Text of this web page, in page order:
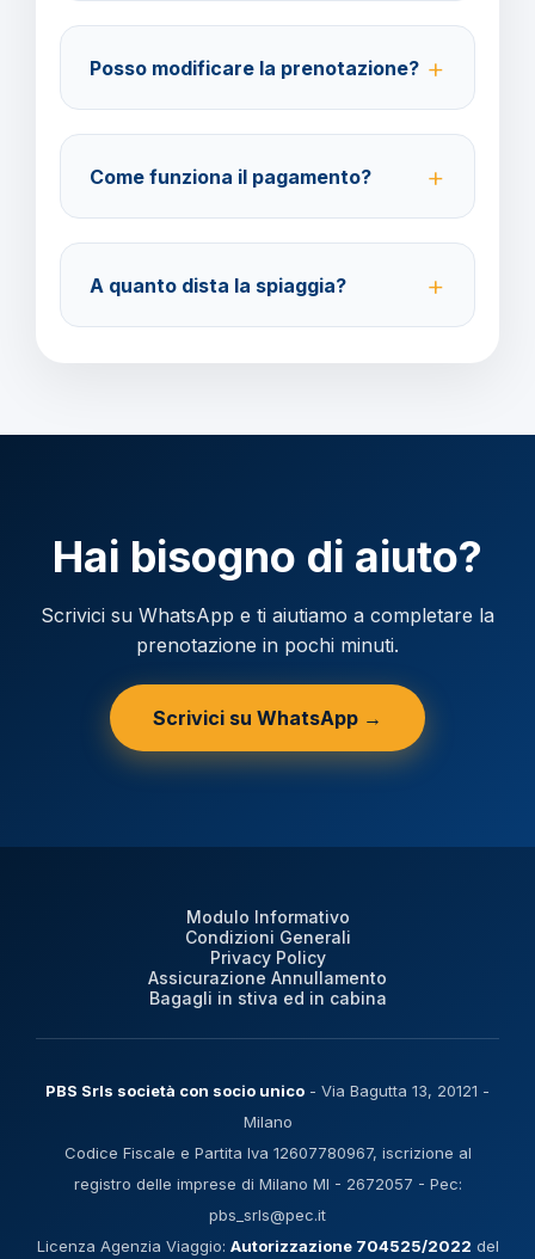
amministrazione@barbaviaggi.it, o attraverso il
nostro sito barbaviaggi.it.
Posso modificare la prenotazione?
Costo della modifica 70 euro a pratica.
Come funziona il pagamento?
Acconto del 40%, saldo 30 giorni prima della
partenza.
A quanto dista la spiaggia?
spiagge di Ibiza, facilmente raggiungibili a piedi o
Hai bisogno di aiuto?
Scrivici su WhatsApp e ti aiutiamo a completare la
prenotazione in pochi minuti.
Scrivici su WhatsApp →
Modulo Informativo
Condizioni Generali
Privacy Policy
Assicurazione Annullamento
Bagagli in stiva ed in cabina
PBS Srls società con socio unico - Via Bagutta 13, 20121 -
Milano
Codice Fiscale e Partita Iva 12607780967, iscrizione al
registro delle imprese di Milano MI - 2672057 - Pec:
pbs_srls@pec.it
Licenza Agenzia Viaggio: Autorizzazione 704525/2022 del